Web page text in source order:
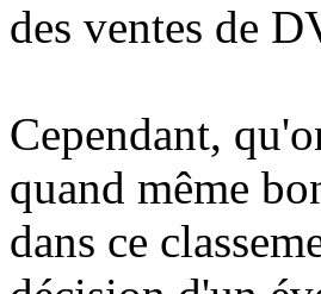
des ventes de
Cependant,
quand même
dans ce